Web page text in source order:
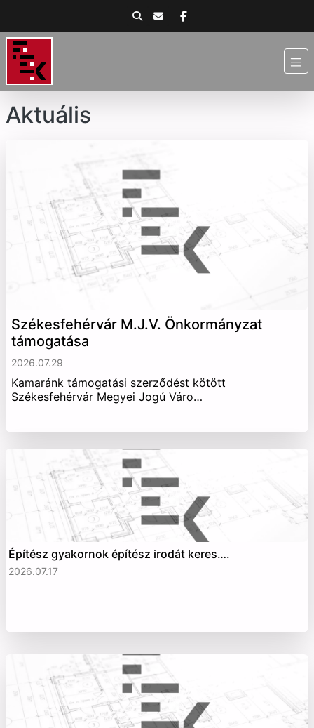
Aktuális
Székesfehérvár M.J.V. Önkormányzat
támogatása
2026.07.29
Kamaránk támogatási szerződést kötött
Székesfehérvár Megyei Jogú Váro…
Építész gyakornok építész irodát keres….
2026.07.17